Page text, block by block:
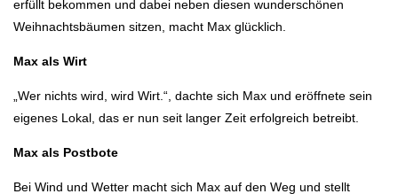
erfüllt bekommen und dabei neben diesen wunderschönen
Weihnachtsbäumen sitzen, macht Max glücklich.
Max als Wirt
„Wer nichts wird, wird Wirt.“, dachte sich Max und eröffnete sein
eigenes Lokal, das er nun seit langer Zeit erfolgreich betreibt.
Max als Postbote
Bei Wind und Wetter macht sich Max auf den Weg und stellt